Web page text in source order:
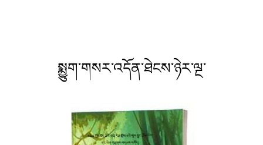
སྨྱུག་གསར་འདོན་ཐེངས་ཉེར་ལྔ་